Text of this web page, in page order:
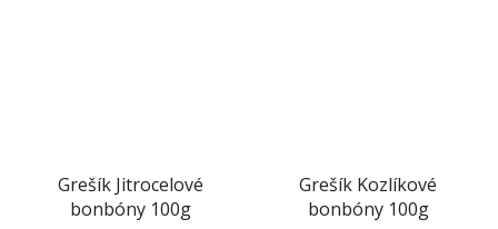
Grešík Jitrocelové
bonbóny 100g
Grešík Kozlíkové
bonbóny 100g